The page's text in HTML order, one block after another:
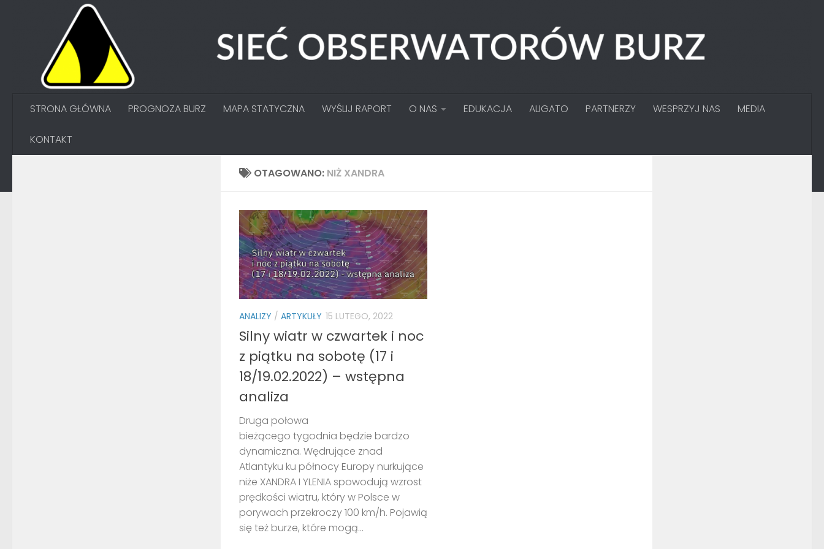
Przejdź do treści
STRONA GŁÓWNA PROGNOZA BURZ MAPA STATYCZNA WYŚLIJ RAPORT O NAS EDUKACJA ALIGATO PARTNERZY WESPRZYJ NAS MEDIA
KONTAKT
OTAGOWANO: NIŻ XANDRA
ANALIZY / ARTYKUŁY 15 LUTEGO, 2022
Silny wiatr w czwartek i noc
z piątku na sobotę (17 i
18/19.02.2022) – wstępna
analiza
Druga połowa
bieżącego tygodnia będzie bardzo
dynamiczna. Wędrujące znad
Atlantyku ku północy Europy nurkujące
niże XANDRA I YLENIA spowodują wzrost
prędkości wiatru, który w Polsce w
porywach przekroczy 100 km/h. Pojawią
się też burze, które mogą...